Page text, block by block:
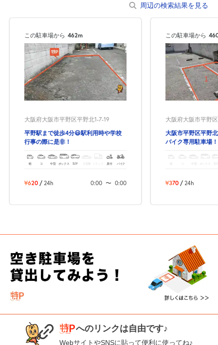
周辺の検索結果を見る
この駐車場から 462m
大阪府大阪市平野区平野北1-7-19
平野駅まで徒歩4分😃駅利用時や学校
行事の際に是非！
軽 コ 中型 ボックス SUV 大型車 トラック 原付 バイク
¥620 / 24h 0:00 〜 0:00
この駐車場から
大阪府大阪市平野
大阪市平野区平野
バイク専用駐車場
軽 中型 ボックス
¥370 / 24h
へのリンクは自由です♪
WebサイトやSNSに貼って便利に使ってね♪